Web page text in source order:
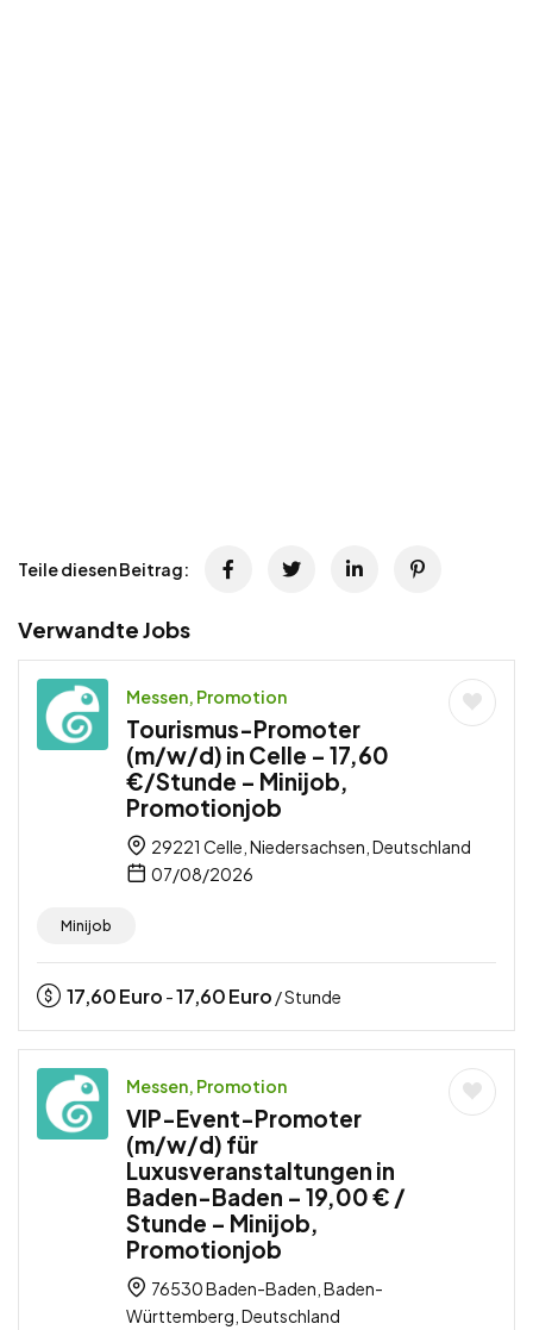
Teile diesen Beitrag:
Verwandte Jobs
Messen, Promotion
Tourismus-Promoter
(m/w/d) in Celle – 17,60
€/Stunde – Minijob,
Promotionjob
29221 Celle, Niedersachsen, Deutschland
07/08/2026
Minijob
17,60Euro -17,60Euro / Stunde
Messen, Promotion
VIP-Event-Promoter
(m/w/d) für
Luxusveranstaltungen in
Baden-Baden – 19,00 € /
Stunde – Minijob,
Promotionjob
76530 Baden-Baden, Baden-
Württemberg, Deutschland